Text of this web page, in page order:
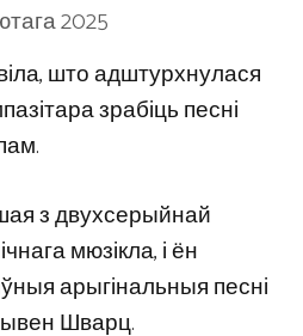
2025
што адштурхнулася
зрабіць песні
з двухсерыйнай
мюзікла, і ён
арыгінальныя песні
Шварц.